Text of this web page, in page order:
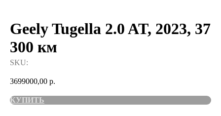
Geely Tugella 2.0 AT, 2023, 37
300 км
SKU:
3699000,00 р.
КУПИТЬ